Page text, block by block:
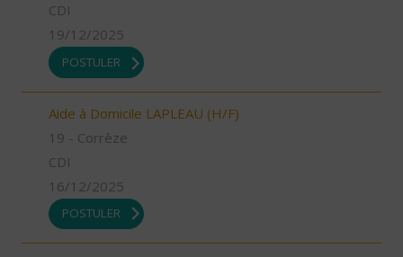
CDI
19/12/2025
POSTULER
Aide à Domicile LAPLEAU (H/F)
19 - Corrèze
CDI
16/12/2025
POSTULER